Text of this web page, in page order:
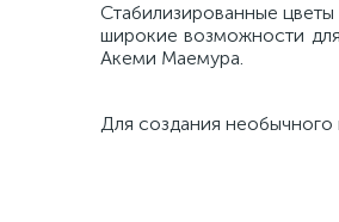
Стабилизированные
широкие возможности
Акеми Маемура.
Для создания